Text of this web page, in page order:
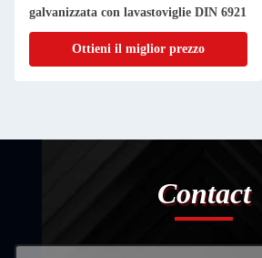
galvanizzata con lavastoviglie DIN 6921
Ottieni il miglior prezzo
Contact